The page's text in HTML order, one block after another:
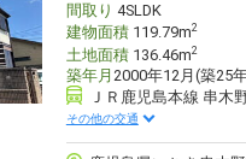
間取り 4SLDK
建物面積119.79m2
土地面積136.46m2
築年月 2000年12月(築25
ＪＲ鹿児島本線 串木
その他の交通